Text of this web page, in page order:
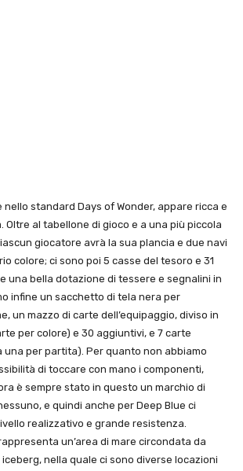
nello standard Days of Wonder, appare ricca e
Oltre al tabellone di gioco e a una più piccola
giocatore avrà la sua plancia e due navi
colore; ci sono poi 5 casse del tesoro e 31
una bella dotazione di tessere e segnalini in
infine un sacchetto di tela nera per
un mazzo di carte dell’equipaggio, diviso in
per colore) e 30 aggiuntivi, e 7 carte
una per partita). Per quanto non abbiamo
di toccare con mano i componenti,
è sempre stato in questo un marchio di
e quindi anche per Deep Blue ci
realizzativo e grande resistenza.
un’area di mare circondata da
nella quale ci sono diverse locazioni